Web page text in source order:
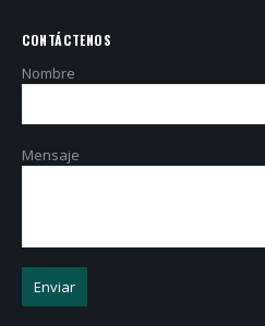
CONTÁCTENOS
Nombre
Mensaje